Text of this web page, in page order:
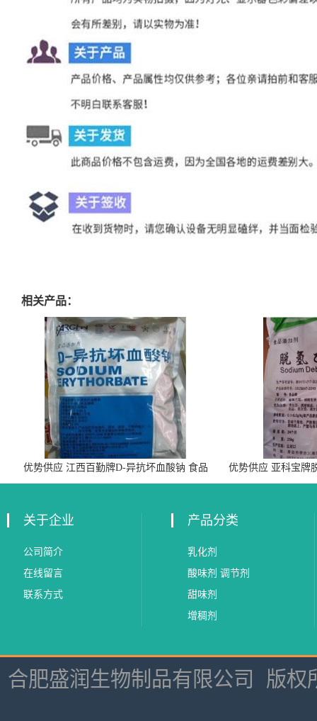
相关产品：
优势供应 江西百勤牌D-异抗坏血酸钠 食品
级抗氧化剂
优势供应 亚科宝牌
关于企业
公司简介
在线留言
联系方式
产品分类
乳化剂
酸味剂 调节剂
甜味剂
增稠剂
合肥盛润生物制品有限公司 版权